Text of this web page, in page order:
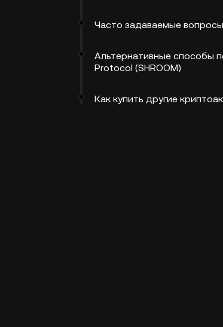
Часто задаваемые вопросы
Альтернативные способы
Protocol (SHROOM)
Как купить другие